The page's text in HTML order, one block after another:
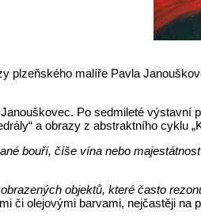
malíře Pavla
Po sedmileté výstavní
a obrazy z abstraktního cyklu
bouří, číše vína nebo
objektů, které často
či olejovými barvami, nejčastěji na